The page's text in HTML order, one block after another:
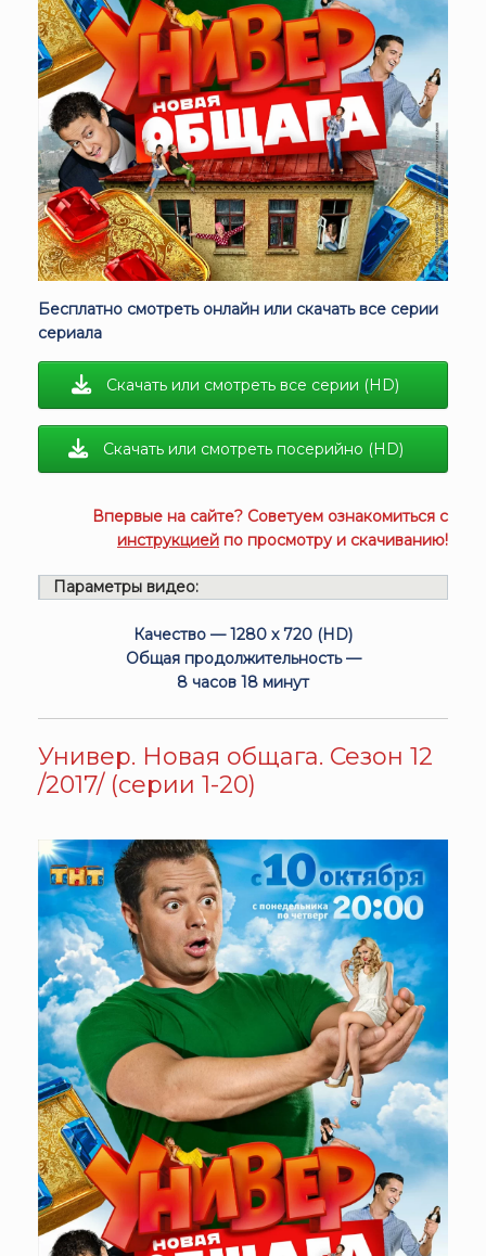
Бесплатно смотреть онлайн или скачать все серии
сериала
Скачать или смотреть все серии (HD)
Скачать или смотреть посерийно (HD)
Впервые на сайте? Советуем ознакомиться с
инструкцией по просмотру и скачиванию!
Параметры видео:
Качество — 1280 x 720 (HD)
Общая продолжительность —
8 часов 18 минут
Универ. Новая общага. Сезон 12
/2017/ (серии 1-20)